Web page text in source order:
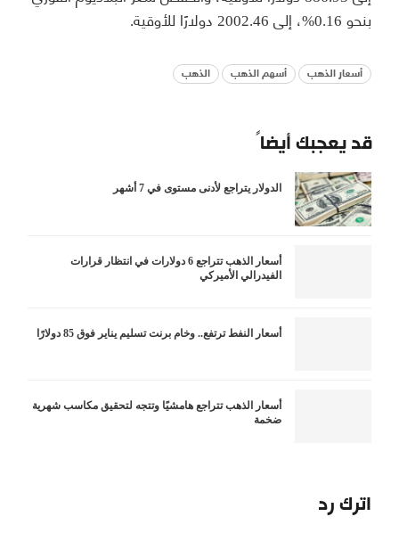
بنحو 0.16%، إلى 2002.46 دولارًا للأوقية.
أسعار الذهب أسهم الذهب الذهب
قد يعجبك أيضاً
الدولار يتراجع لأدنى مستوى في 7 أشهر
أسعار الذهب تتراجع 6 دولارات في انتظار قرارات
الفيدرالي الأميركي
أسعار النفط ترتفع.. وخام برنت تسليم يناير فوق 85 دولارًا
أسعار الذهب تتراجع هامشيًا وتتجه لتحقيق مكاسب شهرية
ضخمة
اترك رد